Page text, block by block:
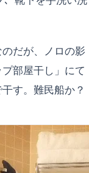
だが、ノロの影
部屋干し」にて
す。難民船か？